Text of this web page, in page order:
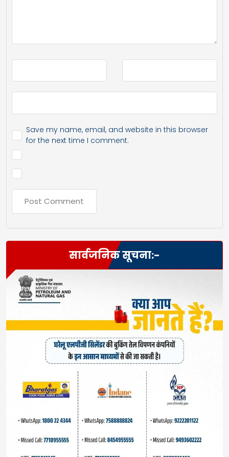
Save my name, email, and website in this browser
for the next time I comment.
सार्वजनिक सूचना:-